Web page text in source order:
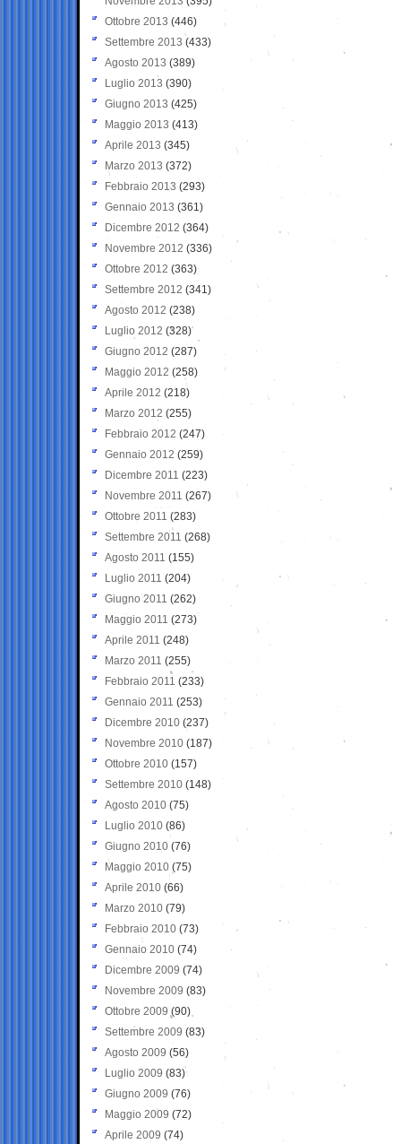
Ottobre 2013 (446)
Settembre 2013 (433)
Agosto 2013 (389)
Luglio 2013 (390)
Giugno 2013 (425)
Maggio 2013 (413)
Aprile 2013 (345)
Marzo 2013 (372)
Febbraio 2013 (293)
Gennaio 2013 (361)
Dicembre 2012 (364)
Novembre 2012 (336)
Ottobre 2012 (363)
Settembre 2012 (341)
Agosto 2012 (238)
Luglio 2012 (328)
Giugno 2012 (287)
Maggio 2012 (258)
Aprile 2012 (218)
Marzo 2012 (255)
Febbraio 2012 (247)
Gennaio 2012 (259)
Dicembre 2011 (223)
Novembre 2011 (267)
Ottobre 2011 (283)
Settembre 2011 (268)
Agosto 2011 (155)
Luglio 2011 (204)
Giugno 2011 (262)
Maggio 2011 (273)
Aprile 2011 (248)
Marzo 2011 (255)
Febbraio 2011 (233)
Gennaio 2011 (253)
Dicembre 2010 (237)
Novembre 2010 (187)
Ottobre 2010 (157)
Settembre 2010 (148)
Agosto 2010 (75)
Luglio 2010 (86)
Giugno 2010 (76)
Maggio 2010 (75)
Aprile 2010 (66)
Marzo 2010 (79)
Febbraio 2010 (73)
Gennaio 2010 (74)
Dicembre 2009 (74)
Novembre 2009 (83)
Ottobre 2009 (90)
Settembre 2009 (83)
Agosto 2009 (56)
Luglio 2009 (83)
Giugno 2009 (76)
Maggio 2009 (72)
Aprile 2009 (74)